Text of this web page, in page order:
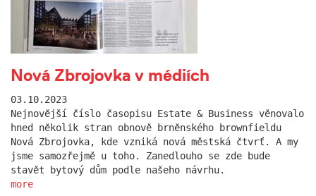
Nová Zbrojovka v médiích
03.10.2023
Nejnovější číslo časopisu Estate & Business věnovalo
hned několik stran obnově brněnského brownfieldu
Nová Zbrojovka, kde vzniká nová městská čtvrť. A my
jsme samozřejmě u toho. Zanedlouho se zde bude
stavět bytový dům podle našeho návrhu.
more